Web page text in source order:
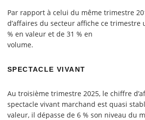
Par rapport à celui du même trimestre
d’affaires du secteur affiche ce trimestre
% en valeur et de 31 % en
volume.
SPECTACLE VIVANT
Au troisième trimestre 2025, le chiffre
spectacle vivant marchand est quasi
valeur, il dépasse de 6 % son niveau du